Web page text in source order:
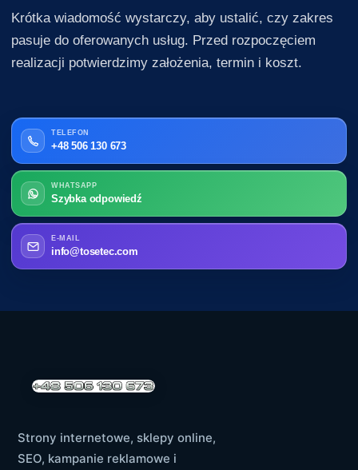
Krótka wiadomość wystarczy, aby ustalić, czy zakres
pasuje do oferowanych usług. Przed rozpoczęciem
realizacji potwierdzimy założenia, termin i koszt.
TELEFON
+48 506 130 673
WHATSAPP
Szybka odpowiedź
E-MAIL
info@tosetec.com
Strony internetowe, sklepy online,
SEO, kampanie reklamowe i